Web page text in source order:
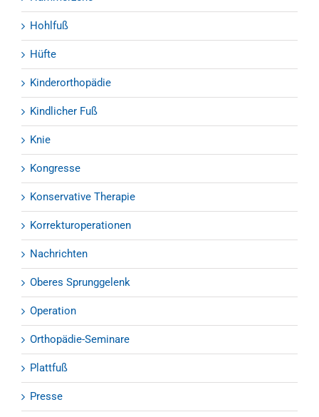
Hohlfuß
Hüfte
Kinderorthopädie
Kindlicher Fuß
Knie
Kongresse
Konservative Therapie
Korrekturoperationen
Nachrichten
Oberes Sprunggelenk
Operation
Orthopädie-Seminare
Plattfuß
Presse